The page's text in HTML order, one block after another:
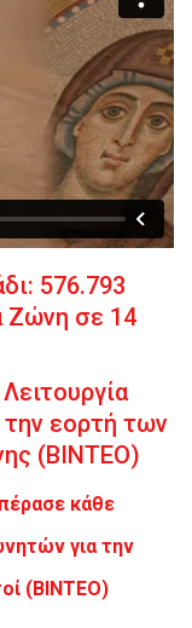
576.793
Ζώνη σε 14
την εορτή των
(ΒΙΝΤΕΟ)
κάθε
για την
(ΒΙΝΤΕΟ)